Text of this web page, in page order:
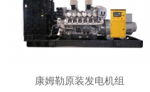
康姆勒原装发电机组